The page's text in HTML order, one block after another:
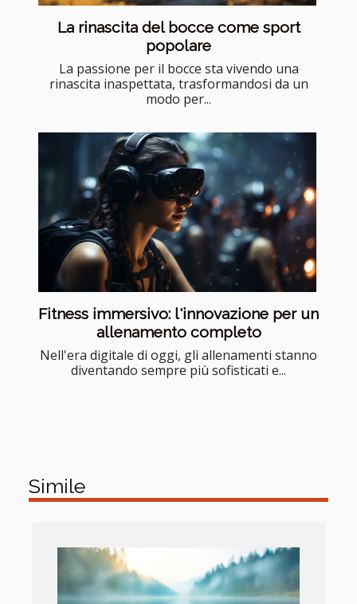
La rinascita del bocce come sport
popolare
La passione per il bocce sta vivendo una
rinascita inaspettata, trasformandosi da un
modo per...
Fitness immersivo: l'innovazione per un
allenamento completo
Nell'era digitale di oggi, gli allenamenti stanno
diventando sempre più sofisticati e...
Simile